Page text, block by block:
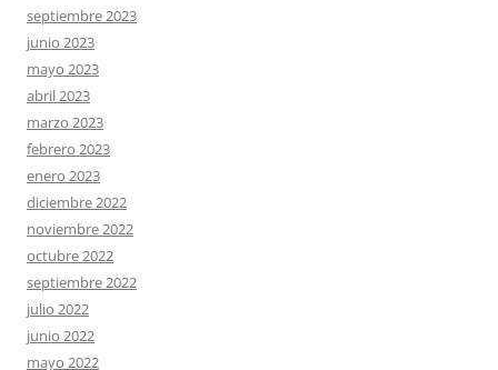
septiembre 2023
junio 2023
mayo 2023
abril 2023
marzo 2023
febrero 2023
enero 2023
diciembre 2022
noviembre 2022
octubre 2022
septiembre 2022
julio 2022
junio 2022
mayo 2022